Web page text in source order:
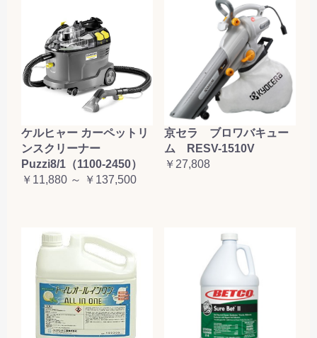
ケルヒャー カーペットリ
ンスクリーナー
Puzzi8/1（1100-2450）
￥11,880 ～ ￥137,500
京セラ ブロワバキュー
ム RESV-1510V
￥27,808